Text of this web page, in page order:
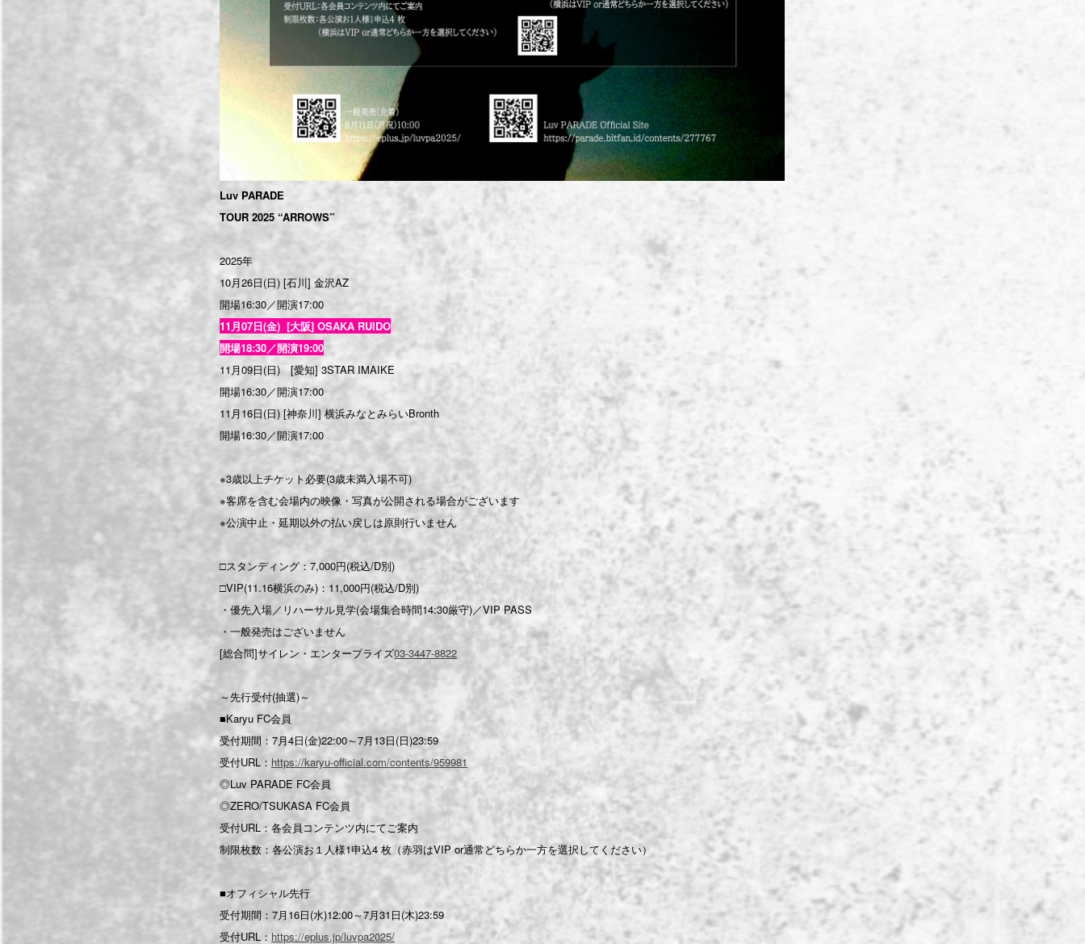
Luv PARADE
TOUR 2025 “ARROWS”
2025年
10月26日(日) [石川] 金沢AZ
開場16:30／開演17:00
11月07日(金) [大阪] OSAKA RUIDO
開場18:30／開演19:00
11月09日(日) [愛知] 3STAR IMAIKE
開場16:30／開演17:00
11月16日(日) [神奈川] 横浜みなとみらいBronth
開場16:30／開演17:00
※3歳以上チケット必要(3歳未満入場不可)
※客席を含む会場内の映像・写真が公開される場合がございます
※公演中止・延期以外の払い戻しは原則行いません
□スタンディング：7,000円(税込/D別)
□VIP(11.16横浜のみ)：11,000円(税込/D別)
・優先入場／リハーサル見学(会場集合時間14:30厳守)／VIP PASS
・一般発売はございません
[総合問]サイレン・エンタープライズ03-3447-8822
～先行受付(抽選)～
■Karyu FC会員
受付期間：7月4日(金)22:00～7月13日(日)23:59
受付URL： https://karyu-official.com/contents/959981
◎Luv PARADE FC会員
◎ZERO/TSUKASA FC会員
受付URL：各会員コンテンツ内にてご案内
制限枚数：各公演お１人様1申込4 枚（赤羽はVIP or通常どちらか一方を選択してください）
■オフィシャル先行
受付期間：7月16日(水)12:00～7月31日(木)23:59
受付URL： https://eplus.jp/luvpa2025/